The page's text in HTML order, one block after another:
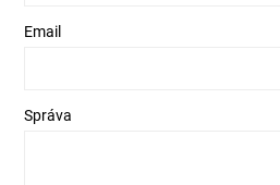
Email
Správa